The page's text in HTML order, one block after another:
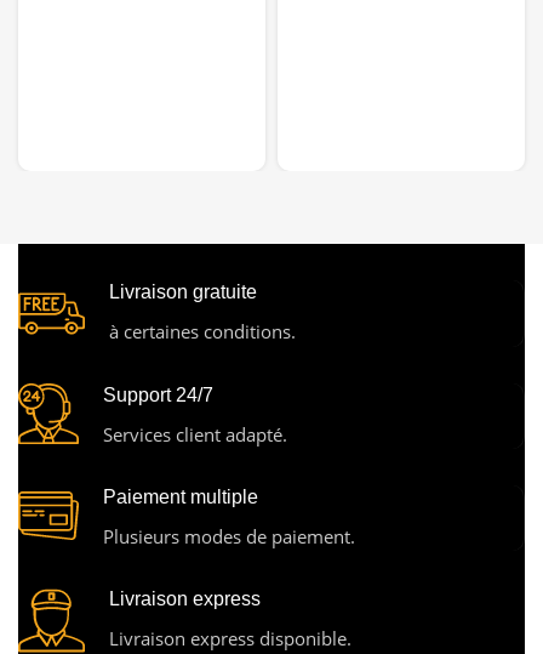
Livraison gratuite
à certaines conditions.
Support 24/7
Services client adapté.
Paiement multiple
Plusieurs modes de paiement.
Livraison express
Livraison express disponible.